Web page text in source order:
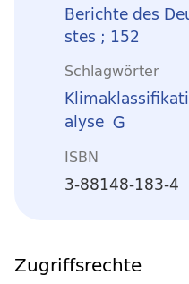
Berichte des
stes ; 152
Schlagwörter
alyse
ISBN
3-88148-183-4
Zugriffsrechte